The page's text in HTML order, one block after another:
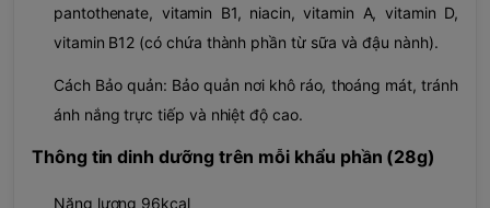
pantothenate, vitamin B1, niacin, vitamin A, vitamin D,
vitamin B12 (có chứa thành phần từ sữa và đậu nành).
Cách Bảo quản: Bảo quản nơi khô ráo, thoáng mát, tránh
ánh nắng trực tiếp và nhiệt độ cao.
Thông tin dinh dưỡng trên mỗi khẩu phần (28g)
Năng lượng 96kcal